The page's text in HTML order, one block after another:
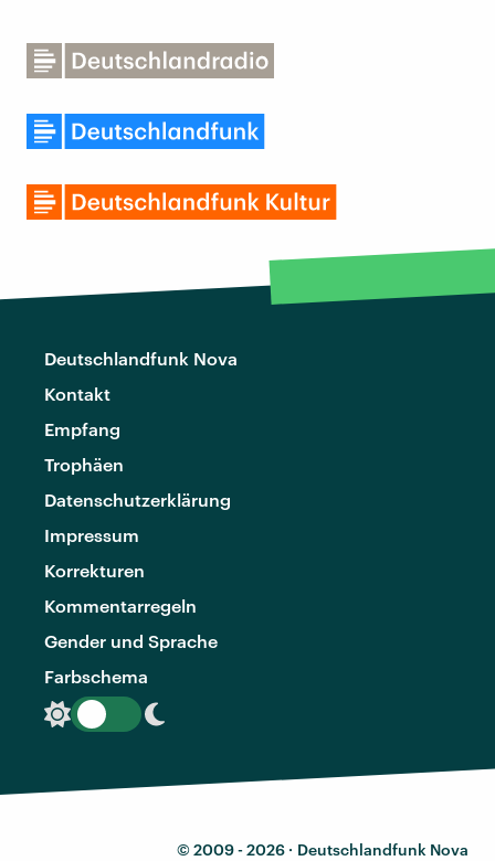
Deutschlandfunk Nova
Kontakt
Empfang
Trophäen
Datenschutzerklärung
Impressum
Korrekturen
Kommentarregeln
Gender und Sprache
Farbschema
© 2009 - 2026 · Deutschlandfunk Nova